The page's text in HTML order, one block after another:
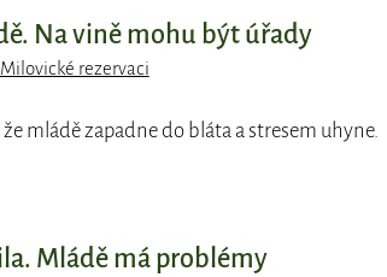
Na vině mohu být úřady
rezervaci
mládě zapadne do bláta a stresem uhyne.
Mládě má problémy